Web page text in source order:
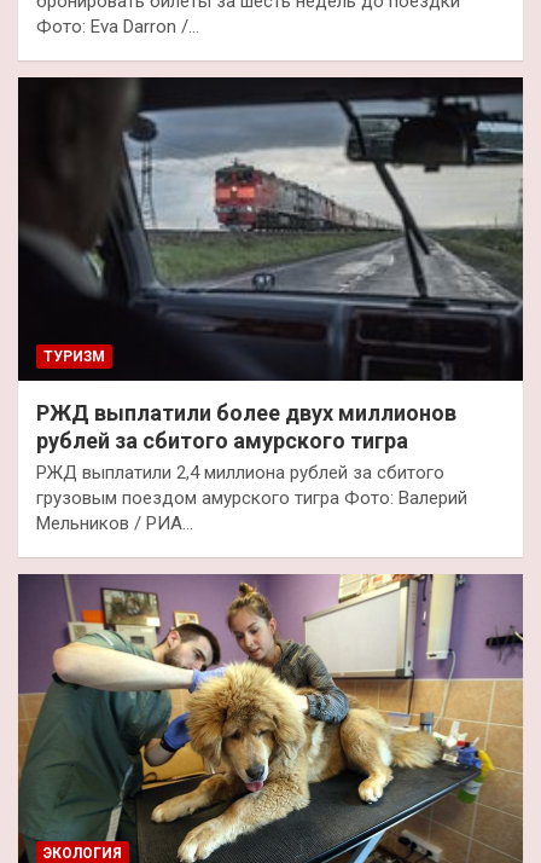
Фото: Eva Darron /…
ТУРИЗМ
РЖД выплатили более двух миллионов
рублей за сбитого амурского тигра
РЖД выплатили 2,4 миллиона рублей за сбитого
грузовым поездом амурского тигра Фото: Валерий
Мельников / РИА…
ЭКОЛОГИЯ